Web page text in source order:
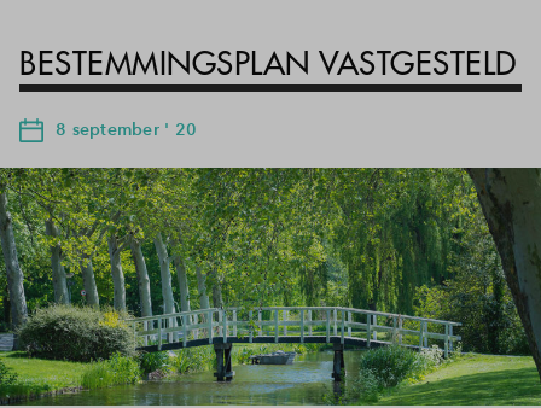
BESTEMMINGSPLAN VASTGESTELD
8 september ' 20